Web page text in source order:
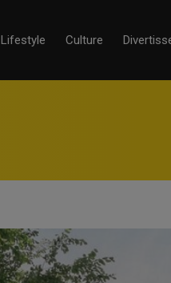
Lifestyle Culture